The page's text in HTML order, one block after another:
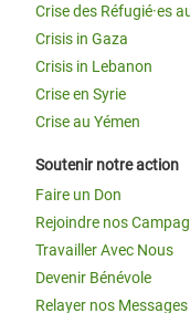
Crise des Réfugié·es
Crisis in Gaza
Crisis in Lebanon
Crise en Syrie
Crise au Yémen
Soutenir notre action
Faire un Don
Rejoindre nos
Travailler Avec Nous
Devenir Bénévole
Relayer nos Messages